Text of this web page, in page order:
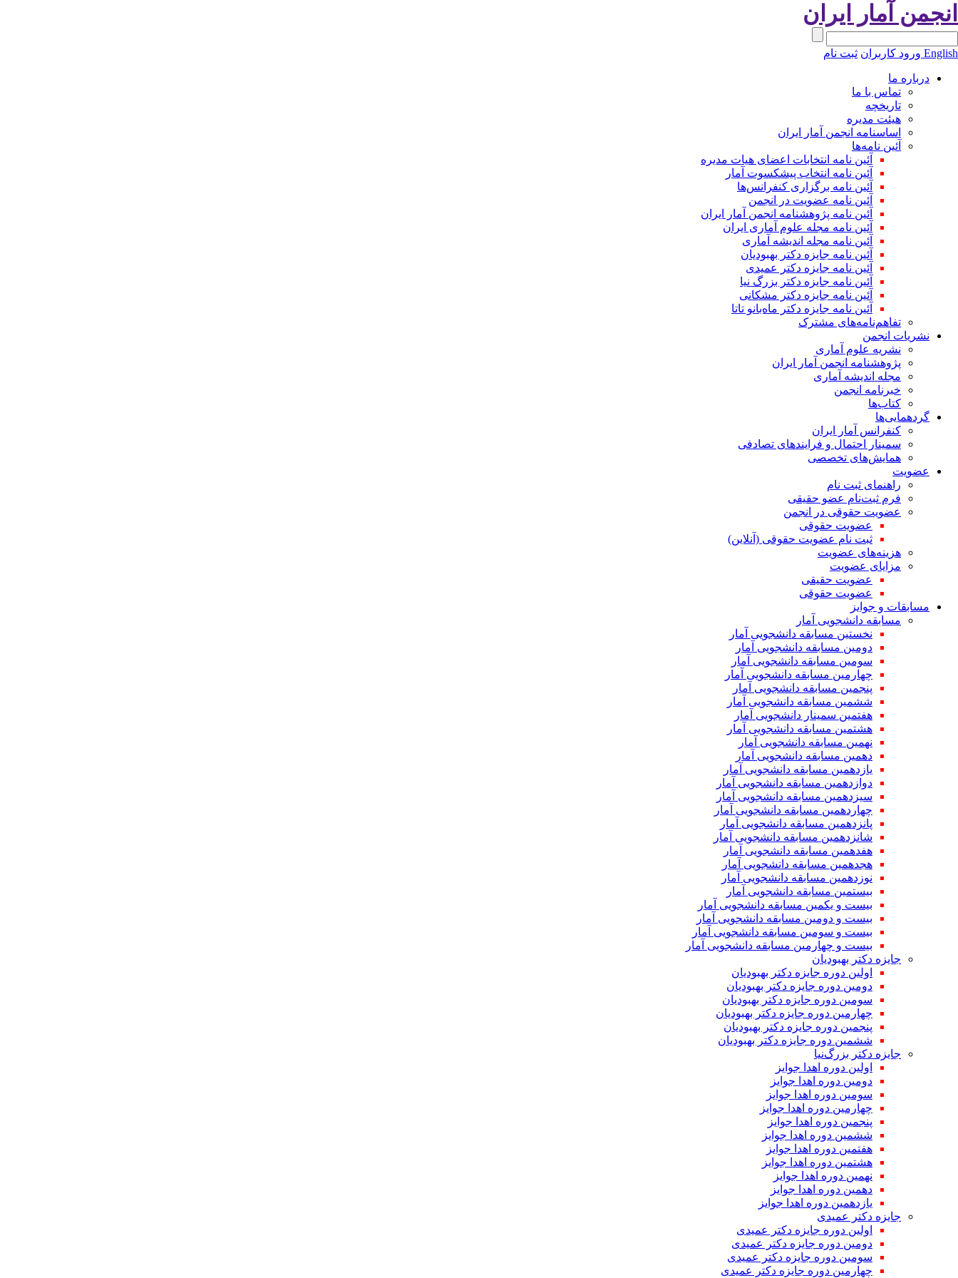
انجمن آمار ایران
English ورود کاربران ثبت نام
درباره ما
تماس با ما
تاریخچه
هیئت مدیره
اساسنامه انجمن آمار ایران
آئین نامه‌ها
آئین نامه انتخابات اعضای هیات مدیره
آئین نامه انتخاب پیشکسوت آمار
آئین نامه برگزاری کنفرانس‌ها
آئین نامه عضویت در انجمن
آئین نامه پژوهشنامه انجمن آمار ایران
آئین نامه مجله علوم آماری ایران
آئین نامه مجله اندیشه آماری
آئین‌ نامه جایزه دکتر بهبودیان
آئین نامه جایزه دکتر عمیدی
آئین نامه جایزه دکتر بزرگ نیا
آئین نامه جایزه دکتر مشکانی
آئین نامه جایزه دکتر ماه‌بانو تاتا
تفاهم‌نامه‌های مشترک
نشریات انجمن
نشریه علوم آماری
پژوهشنامه انجمن آمار ایران
مجله اندیشه آماری
خبرنامه انجمن
کتاب‌ها
گردهمایی‌ها
کنفرانس آمار ایران
سمینار احتمال و فرایندهای تصادفی
همایش‌های تخصصی
عضویت
راهنمای ثبت نام
فرم ثبت‌نام عضو حقیقی
عضویت حقوقی در انجمن
عضویت حقوقی
ثبت نام عضویت حقوقی (آنلاین)
هزینه‌های عضویت
مزایای عضویت
عضویت حقیقی
عضویت حقوقی
مسابقات و جوایز
مسابقه دانشجویی آمار
نخستین مسابقه دانشجویی آمار
دومین مسابقه دانشجویی آمار
سومین مسابقه دانشجویی آمار
چهارمین مسابقه دانشجویی آمار
پنجمین مسابقه دانشجویی آمار
ششمین مسابقه دانشجویی آمار
هفتمین سمینار دانشجویی آمار
هشتمین مسابقه دانشجویی آمار
نهمین مسابقه دانشجویی آمار
دهمین مسابقه دانشجویی آمار
یازدهمین مسابقه دانشجویی آمار
دوازدهمین مسابقه دانشجویی آمار
سیزدهمین مسابقه دانشجویی آمار
چهاردهمین مسابقه دانشجویی آمار
پانزدهمین مسابقه دانشجویی آمار
شانزدهمین مسابقه دانشجویی آمار
هفدهمین مسابقه دانشجویی آمار
هجدهمین مسابقه دانشجویی آمار
نوزدهمین مسابقه دانشجویی آمار
بیستمین مسابقه دانشجویی آمار
بیست و یکمین مسابقه دانشجویی آمار
بیست و دومین مسابقه دانشجویی آمار
بیست و سومین مسابقه دانشجویی آمار
بیست و چهارمین مسابقه دانشجویی آمار
جایزه دکتر بهبودیان
اولین دوره جایزه دکتر بهبودیان
دومین دوره جایزه دکتر بهبودیان
سومین دوره جایزه دکتر بهبودیان
چهارمین دوره جایزه دکتر بهبودیان
پنجمین دوره جایزه دکتر بهبودیان
ششمین دوره جایزه دکتر بهبودیان
جایزه دکتر بزرگ‌نیا
اولین دوره اهدا جوایز
دومین دوره اهدا جوایز
سومین دوره اهدا جوایز
چهارمین دوره اهدا جوایز
پنجمین دوره اهدا جوایز
ششمین دوره اهدا جوایز
هفتمین دوره اهدا جوایز
هشتمین دوره اهدا جوایز
نهمین دوره اهدا جوایز
دهمین دوره اهدا جوایز
یازدهمین دوره اهدا جوایز
جایزه دکتر عمیدی
اولین دوره جایزه دکتر عمیدی
دومین دوره جایزه دکتر عمیدی
سومین دوره جایزه دکتر عمیدی
چهارمین دوره جایزه دکتر عمیدی